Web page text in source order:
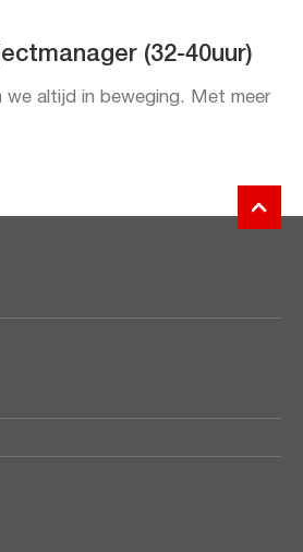
(32-40uur)
we altijd in beweging. Met meer